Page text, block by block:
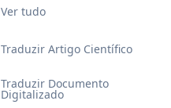
Traduzir Artigo Científico
Traduzir Documento
Digitalizado
Ver tudo